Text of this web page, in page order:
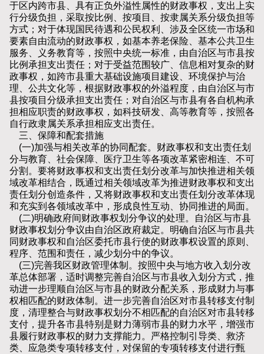
于区内跨市县、具有正负外溢性属性的财政事权，支出上实
行分级负担，采取按比例、按项目、按隶属关系分级负担等
方式；对于体现国民待遇和公民权利、涉及全区统一市场和
要素自由流动的财政事权，如基本养老保险、基本公共卫生
服务、义务教育等，按照中央统一标准，由自治区与市县按
比例承担支出责任；对于受益范围较广、信息相对复杂的财
政事权，如跨市县重大基础设施项目建设、环境保护与治
理、公共文化等，根据财政事权的外溢程度，由自治区与市
县按项目分级承担支出责任；对自治区与市县有各自机构承
担相应职责的财政事权，如科技研发、高等教育等，按照各
自行政隶属关系承担相应支出责任。
三、保障和配套措施
(一)加强与相关改革的协同配套。财政事权和支出责任划
分与教育、社会保障、医疗卫生等各项改革紧密相连、不可
分割。要将财政事权和支出责任划分改革与加快推进相关领
域改革相结合，既通过相关领域改革为推进财政事权和支出
责任划分创造条件，又将财政事权和支出责任划分改革体现
和充实到各领域改革中，形成良性互动、协同推进的局面。
(二)明确政府间财政事权划分争议的处理。自治区与市县
财政事权划分争议由自治区政府裁定。明确自治区与市县共
同财政事权和自治区委托市县行使的财政事权设置的原则、
程序、范围和责任，减少划分中的争议。
(三)完善我区财政管理体制。按照中央与地方收入划分改
革总体部署，适时调整完善自治区与市县收入划分方式，推
动进一步理顺自治区与市县的财政分配关系，形成财力与事
权相匹配的财政体制。进一步完善自治区对市县转移支付制
度，清理整合与财政事权划分不相匹配的自治区对市县转移
支付，提升各市县特别是财力薄弱市县的财力水平，增强市
县履行财政事权的财力支撑能力。严格控制引导类、救济
类、应急类专项转移支付，对保留的专项转移支付进行甄